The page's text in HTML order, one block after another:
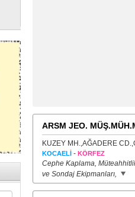
ARSM JEO.
KUZEY MH.,AĞADERE
KOCAELİ- KÖRFEZ
Cephe Kaplama,
ve Sondaj Ekipmanları,